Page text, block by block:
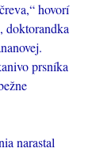
hovorí
doktorandka
prsníka
narastal